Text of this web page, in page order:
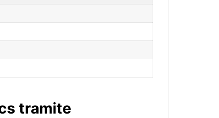
tramite